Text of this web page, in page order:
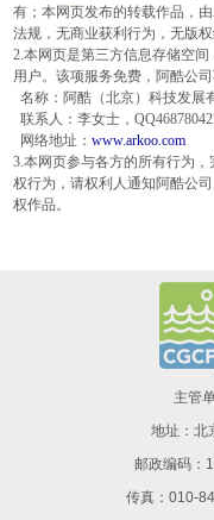
有；本网页发布的转载作品，
法规，无商业获利行为，无版权
2.本网页是第三方信息存储空
用户。该项服务免费，阿酷公
名称：阿酷（北京）科技发展
联系人：李女士，
网络地址： www.arkoo.com
3.本网页参与各方的所有行为，
权行为，请权利人通知阿酷公
权作品。
主管
地址：北
邮政编码：
传真：010-